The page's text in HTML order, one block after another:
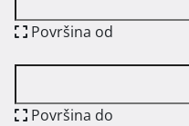
Površina od
Površina do